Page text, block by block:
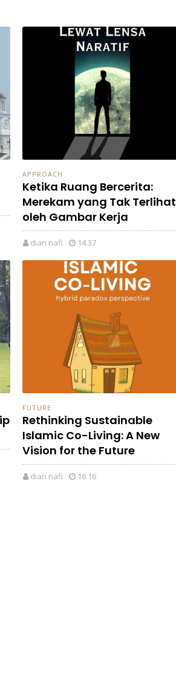
APPROACH
Ketika Ruang Bercerita:
Merekam yang Tak Terlihat
oleh Gambar Kerja
dian nafi 14.37
FUTURE
Rethinking Sustainable
Islamic Co-Living: A New
Vision for the Future
dian nafi 16.16